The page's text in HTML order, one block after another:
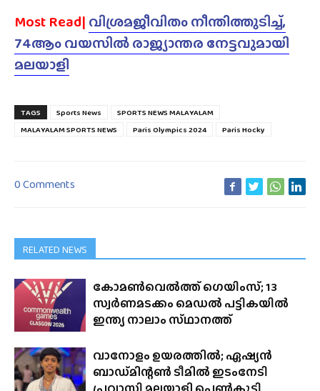
Most Read| വിശ്രമജീവിതം നീന്തിത്തുടിച്ച്,
74ആം വയസിൽ രാജ്യാന്തര നേട്ടവുമായി
മലയാളി
TAGS Sports News
SPORTS NEWS MALAYALAM
MALAYALAM SPORTS NEWS
Paris Olympics 2024 Paris Hocky
0 Comments
RELATED NEWS
കോമൺവെൽത്ത് ഗെയിംസ്; 13
സ്വർണമടക്കം മെഡൽ പട്ടികയിൽ
ഇന്ത്യ നാലാം സ്‌ഥാനത്ത്
വാനോളം ഉയരത്തിൽ; ഏഷ്യൻ
ബാഡ്‌മിന്റൺ ടീമിൽ ഇടംനേടി